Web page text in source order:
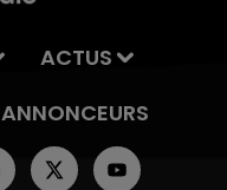
ACTUS
ANNONCEURS